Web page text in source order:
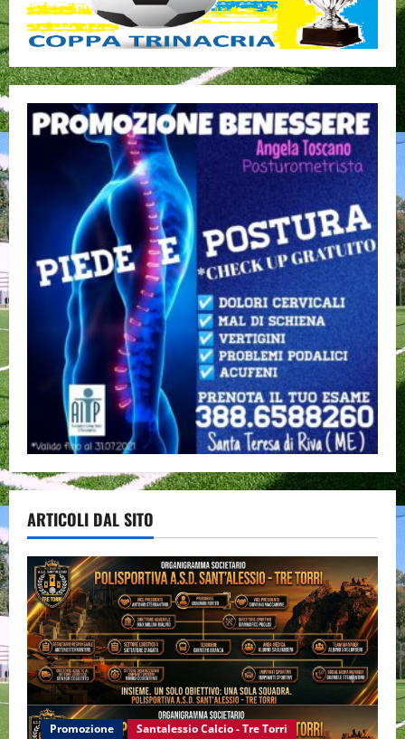
ARTICOLI DAL SITO
Promozione Santalessio Calcio - Tre Torri